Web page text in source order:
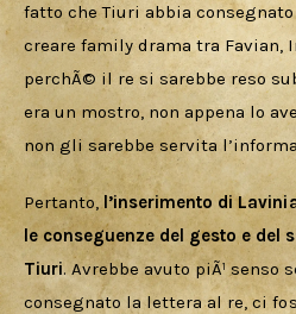
fatto che Tiuri abbia
creare family drama tra Favian,
perchÃ© il re si sarebbe reso
era un mostro, non appena lo
non gli sarebbe servita
Pertanto, l’inserimento di
le conseguenze del gesto e del
Tiuri. Avrebbe avuto piÃ¹ senso
consegnato la lettera al re, ci